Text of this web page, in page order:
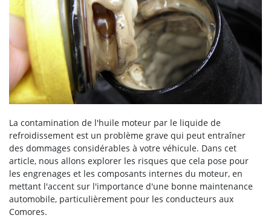
La contamination de l'huile moteur par le liquide de
refroidissement est un problème grave qui peut entraîner
des dommages considérables à votre véhicule. Dans cet
article, nous allons explorer les risques que cela pose pour
les engrenages et les composants internes du moteur, en
mettant l'accent sur l'importance d'une bonne maintenance
automobile, particulièrement pour les conducteurs aux
Comores.